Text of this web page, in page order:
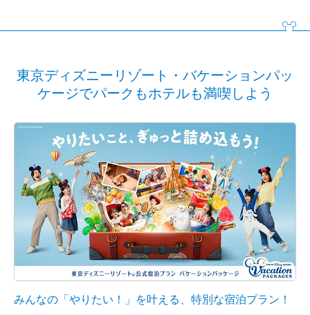
東京ディズニーリゾート・バケーションパッ
ケージでパークもホテルも満喫しよう
みんなの「やりたい！」を叶える、特別な宿泊プラン！